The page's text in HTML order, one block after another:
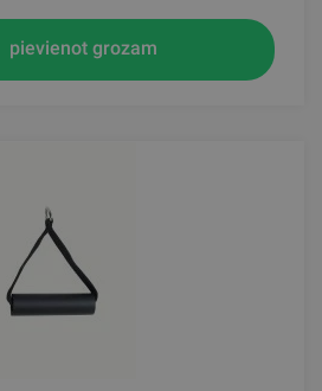
pievienot grozam